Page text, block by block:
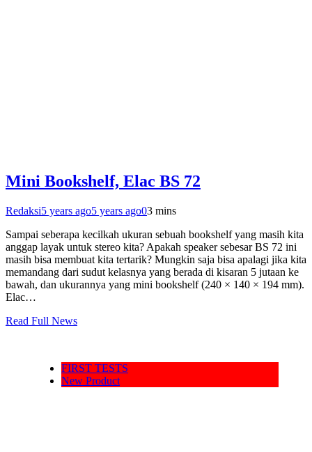
Mini Bookshelf, Elac BS 72
Redaksi5 years ago5 years ago03 mins
Sampai seberapa kecilkah ukuran sebuah bookshelf yang masih kita
anggap layak untuk stereo kita? Apakah speaker sebesar BS 72 ini
masih bisa membuat kita tertarik? Mungkin saja bisa apalagi jika kita
memandang dari sudut kelasnya yang berada di kisaran 5 jutaan ke
bawah, dan ukurannya yang mini bookshelf (240 × 140 × 194 mm).
Elac…
Read Full News
FIRST TESTS
New Product